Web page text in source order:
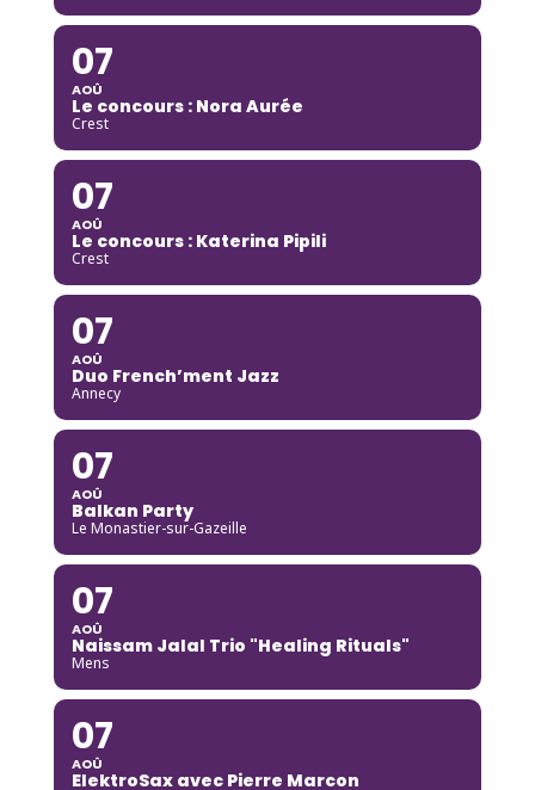
07
AOÛ
Le concours : Nora Aurée
Crest
07
AOÛ
Le concours : Katerina Pipili
Crest
07
AOÛ
Duo French’ment Jazz
Annecy
07
AOÛ
Balkan Party
Le Monastier-sur-Gazeille
07
AOÛ
Naissam Jalal Trio "Healing Rituals"
Mens
07
AOÛ
ElektroSax avec Pierre Marcon